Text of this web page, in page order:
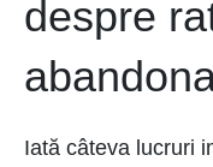
despre
Iată câteva lucruri